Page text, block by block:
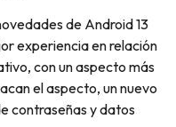
de Android 13
experiencia en relación
con un aspecto más
el aspecto, un nuevo
contraseñas y datos